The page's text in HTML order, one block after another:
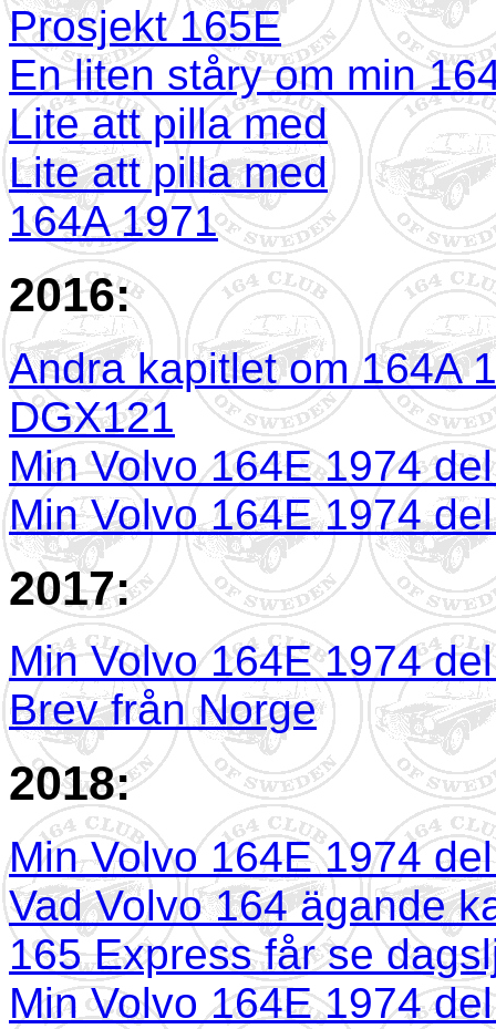
Prosjekt 165E
En liten ståry om min
Lite att pilla med
Lite att pilla med
164A 1971
2016:
Andra kapitlet om 164A
DGX121
Min Volvo 164E 1974
Min Volvo 164E 1974
2017:
Min Volvo 164E 1974
Brev från Norge
2018:
Min Volvo 164E 1974
Vad Volvo 164 ägande
165 Express får se
Min Volvo 164E 1974